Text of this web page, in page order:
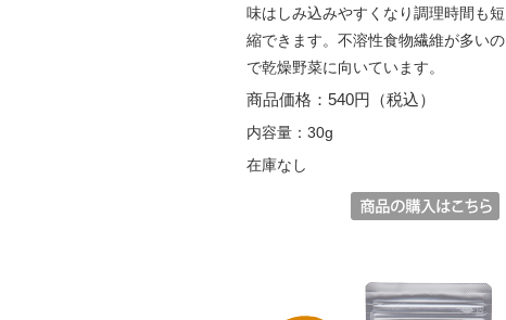
味はしみ込みやすくなり調理時間も短
縮できます。不溶性食物繊維が多いの
で乾燥野菜に向いています。
商品価格：540円（税込）
内容量：30g
在庫なし